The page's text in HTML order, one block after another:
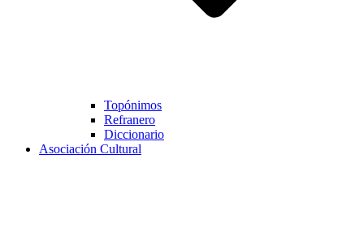
Topónimos
Refranero
Diccionario
Asociación Cultural